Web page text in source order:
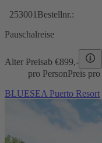
253001 Bestellnr.:
Pauschalreise
Alter Preisab €899,-
pro PersonPreis pro
BLUESEA Puerto Resort